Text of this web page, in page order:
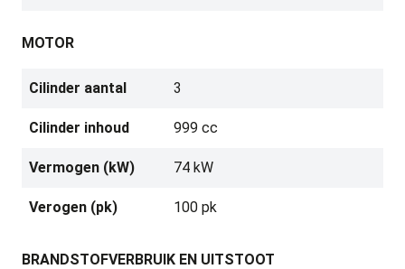
MOTOR
Cilinder aantal 3
Cilinder inhoud 999 cc
Vermogen (kW) 74 kW
Verogen (pk) 100 pk
BRANDSTOFVERBRUIK EN UITSTOOT